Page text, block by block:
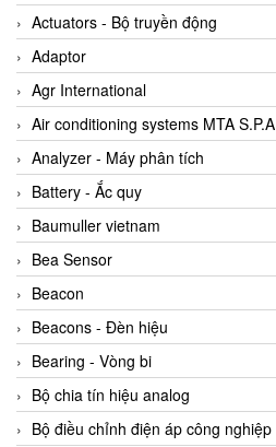
ABB Vietnam
AC Infinity Vietnam
AC&E Telecommunications
AC&T Vietnam
Accepta Vietnam
ACCUMAC Vietnam
AccuWeb Vietnam
Acey
ACOEM Vietnam
ADCA Vietnam
ADFweb Vietnam
Adler Vietnam
Ados Vietnam
Actuators - Bộ truyền động
Adaptor
Agr International
Air conditioning systems MTA S.P.A
Analyzer - Máy phân tích
Battery - Ắc quy
Baumuller vietnam
Bea Sensor
Beacon
Beacons - Đèn hiệu
Bearing - Vòng bi
Bộ chia tín hiệu analog
Bộ điều chỉnh điện áp công nghiệp